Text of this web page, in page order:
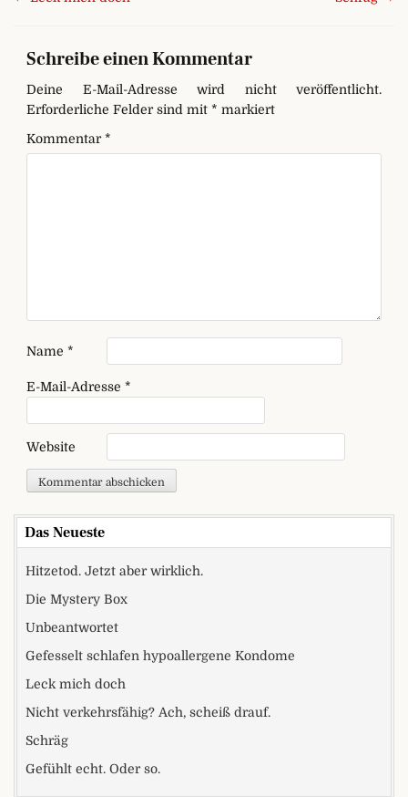
Schreibe einen Kommentar
Deine E-Mail-Adresse wird nicht veröffentlicht.
Erforderliche Felder sind mit * markiert
Kommentar *
Name *
E-Mail-Adresse *
Website
Das Neueste
Hitzetod. Jetzt aber wirklich.
Die Mystery Box
Unbeantwortet
Gefesselt schlafen hypoallergene Kondome
Leck mich doch
Nicht verkehrsfähig? Ach, scheiß drauf.
Schräg
Gefühlt echt. Oder so.